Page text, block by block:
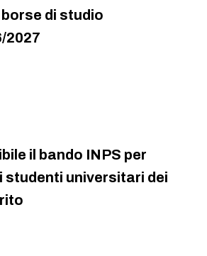
di studio
2027
il bando INPS per
studenti universitari dei